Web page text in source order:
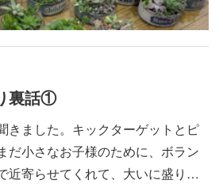
裏話①
きました。キックターゲットとピ
だ小さなお子様のために、ボラン
近寄らせてくれて、大いに盛り…